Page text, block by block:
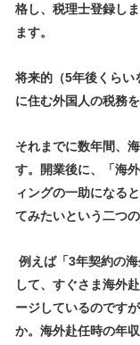
格し、税理士登録し
ます。
将来的（5年後くらい
に住む外国人の税務
それまでに数年間、
す。開業後に、「海
ィングの一助になる
てみたいという二つの
例えば「3年契約の
して、すぐさま海外
ージしているのです
か。海外赴任時の年収